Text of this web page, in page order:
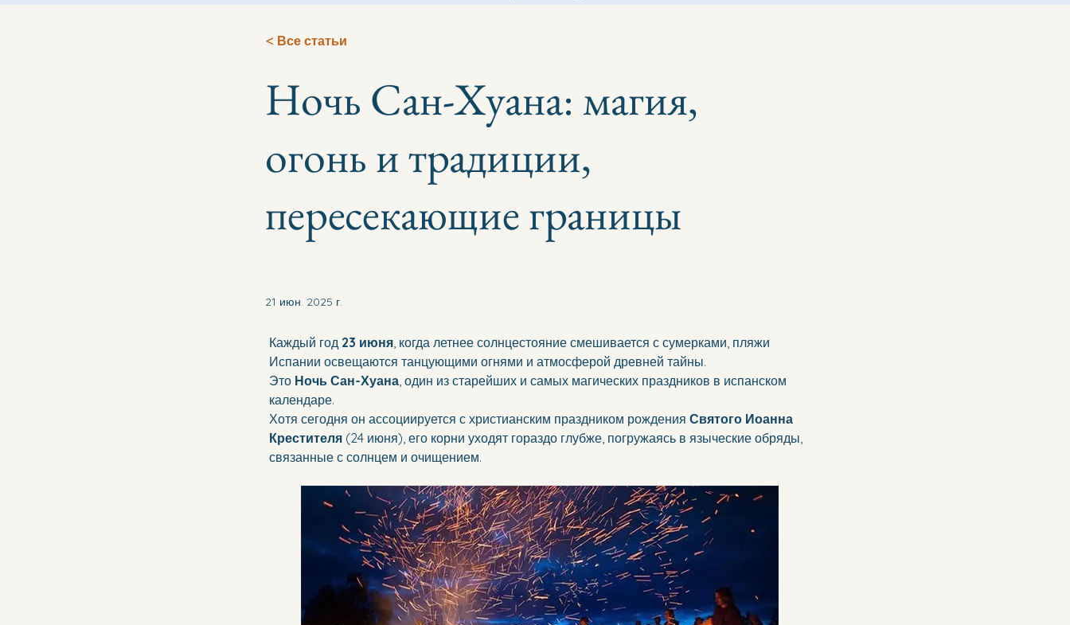
< Все статьи
Ночь Сан-Хуана: магия,
огонь и традиции,
пересекающие границы
21 июн. 2025 г.
Каждый год 23 июня, когда летнее солнцестояние смешивается с сумерками, пляжи
Испании освещаются танцующими огнями и атмосферой древней тайны.
Это Ночь Сан-Хуана, один из старейших и самых магических праздников в испанском
календаре.
Хотя сегодня он ассоциируется с христианским праздником рождения Святого Иоанна
Крестителя (24 июня), его корни уходят гораздо глубже, погружаясь в языческие обряды,
связанные с солнцем и очищением.